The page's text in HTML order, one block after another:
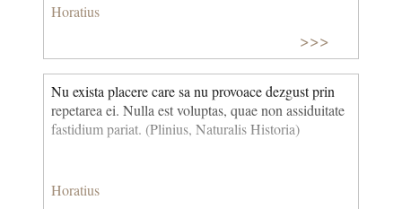
Horatius
>>>
Nu exista placere care sa nu provoace dezgust prin
repetarea ei. Nulla est voluptas, quae non assiduitate
fastidium pariat. (Plinius, Naturalis Historia)
Horatius